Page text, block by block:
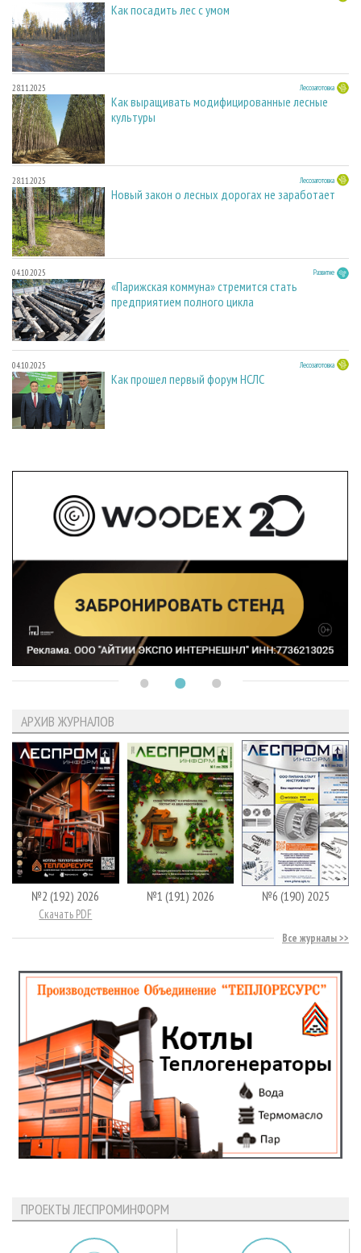
Как посадить лес с умом
28.11.2025 Лесозаготовка
Как выращивать модифицированные лесные
культуры
28.11.2025 Лесозаготовка
Новый закон о лесных дорогах не заработает
04.10.2025 Развитие
«Парижская коммуна» стремится стать
предприятием полного цикла
04.10.2025 Лесозаготовка
Как прошел первый форум НСЛС
АРХИВ ЖУРНАЛОВ
№2 (192) 2026
Скачать PDF
№1 (191) 2026 №6 (190) 2025
Все журналы
ПРОЕКТЫ ЛЕСПРОМИНФОРМ